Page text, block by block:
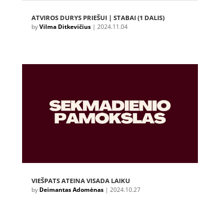
ATVIROS DURYS PRIEŠUI | STABAI (1 DALIS)
byVilma Ditkevičius| 2024.11.04
VIEŠPATS ATEINA VISADA LAIKU
by Deimantas Adomėnas| 2024.10.27